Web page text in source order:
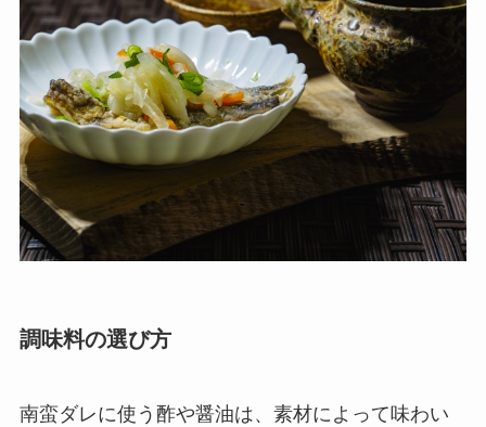
調味料の選び方
南蛮ダレに使う酢や醤油は、素材によって味わい